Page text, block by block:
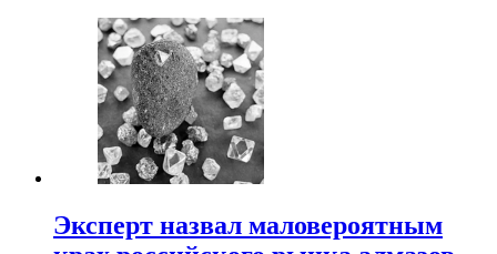
Эксперт назвал маловероятным